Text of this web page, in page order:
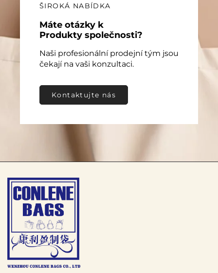
ŠIROKÁ NABÍDKA
Máte otázky k
Produkty společnosti?
Naši profesionální prodejní tým jsou
čekají na vaši konzultaci.
Kontaktujte nás